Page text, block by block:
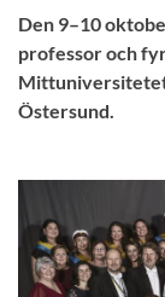
Den 9–10
professor och
Östersund.